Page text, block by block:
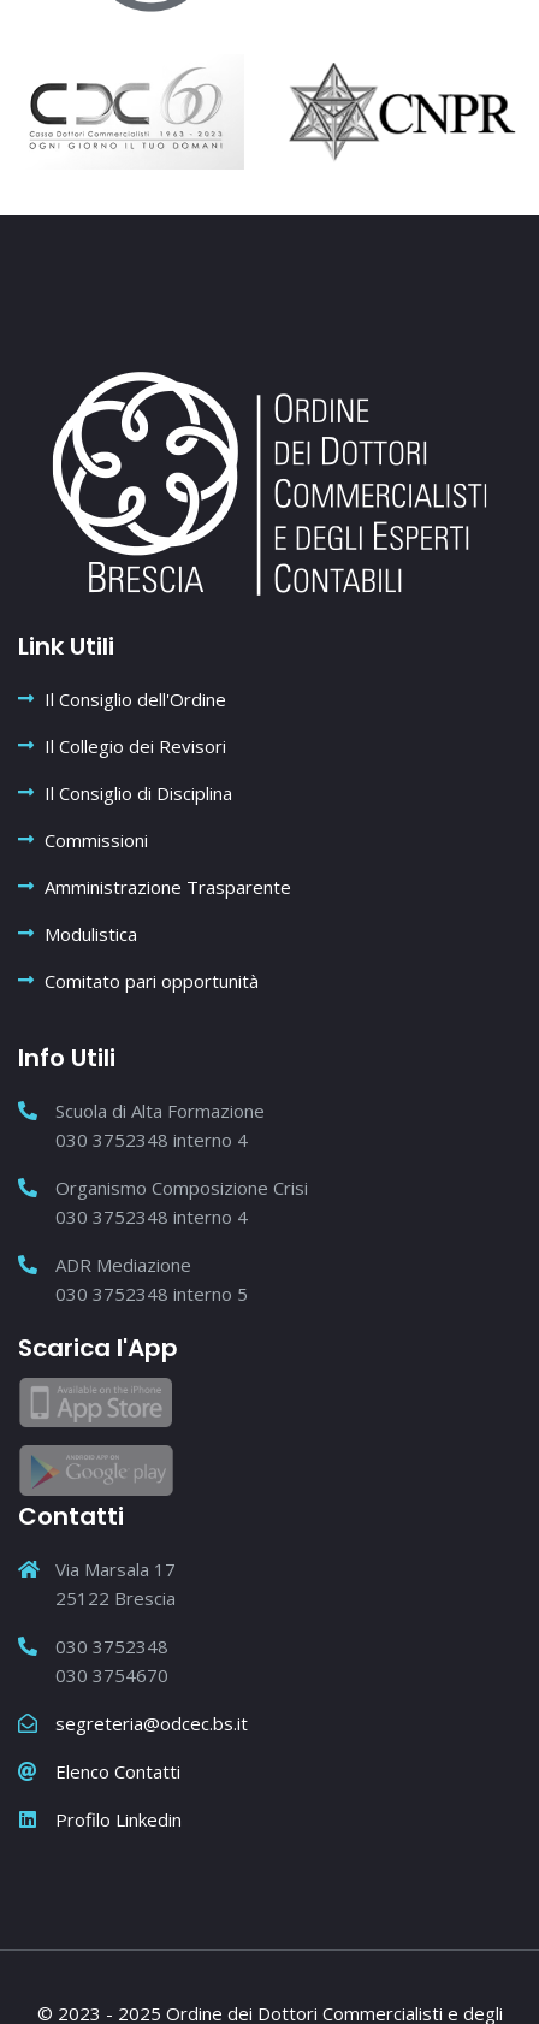
Link Utili
Il Consiglio dell'Ordine
Il Collegio dei Revisori
Il Consiglio di Disciplina
Commissioni
Amministrazione Trasparente
Modulistica
Comitato pari opportunità
Info Utili
Scuola di Alta Formazione
030 3752348 interno 4
Organismo Composizione Crisi
030 3752348 interno 4
ADR Mediazione
030 3752348 interno 5
Scarica l'App
Contatti
Via Marsala 17
25122 Brescia
030 3752348
030 3754670
segreteria@odcec.bs.it
Elenco Contatti
Profilo Linkedin
© 2023 - 2025 Ordine dei Dottori Commercialisti e degli